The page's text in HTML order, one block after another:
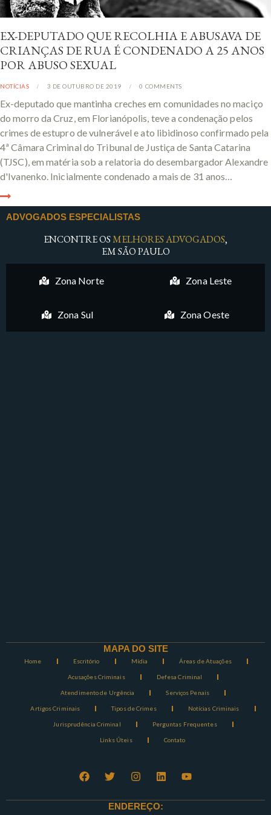
EX-DEPUTADO QUE RECOLHIA E ABUSAVA DE
CRIANÇAS DE RUA É CONDENADO A 25 ANOS
POR ABUSO SEXUAL
NOTÍCIAS 3 DE OUTUBRO DE 2019 0 COMMENTS
Ex-deputado que mantinha creches em comunidades no maciço
do morro da Cruz, em Florianópolis, teve a condenação pelos
crimes de estupro de vulnerável e ato libidinoso confirmado pela
4ª Câmara Criminal do Tribunal de Justiça de Santa Catarina
(TJSC), em matéria sob a relatoria do desembargador Alexandre
d'Ivanenko. Inicialmente condenado a mais de 31 anos…
ADVOGADOS ESPECIALISTAS
ENCONTRE OSMELHORES ADVOGADOS,
EM SÃO PAULO
Zona Norte Zona Leste
Zona Sul Zona Oeste
MAPA DO SITE
Home Escritório Mídia Áreas de Atuações
Acusações Criminais Defesa Criminal
Atendimento de Urgência Serviços Penais
Artigos Criminais Tipos de Crimes Notícias Criminais
Jurisprudência Criminal Perguntas Frequentes
Links Úteis Contato
ENDEREÇO: